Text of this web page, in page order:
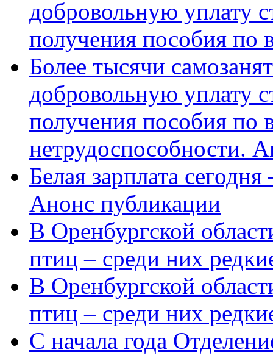
добровольную уплату
получения пособия по
Более тысячи
добровольную уплату
получения пособия по
нетрудоспособности.
Белая зарплата
Анонс публикации
В Оренбургской
птиц – среди них
В Оренбургской
птиц – среди них
С начала года